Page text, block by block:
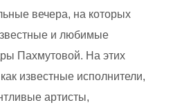
вечера, на которых
и любимые
Пахмутовой. На этих
известные исполнители,
артисты,